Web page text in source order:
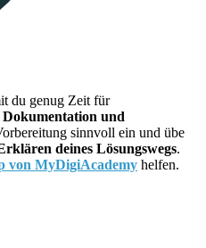
du genug Zeit für
und
sinnvoll ein und übe
deines Lösungswegs.
von MyDigiAcademy helfen.